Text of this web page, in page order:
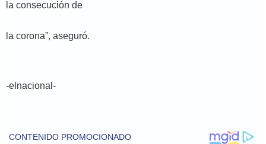
la consecución de
la corona”, aseguró.
-elnacional-